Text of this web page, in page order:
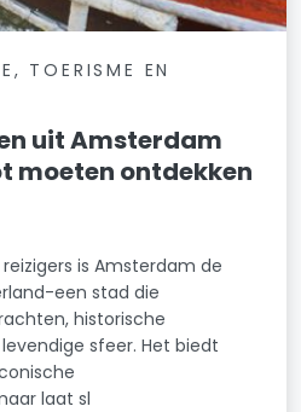
TOERISME EN
uit Amsterdam
moeten ontdekken
is Amsterdam de
een stad die
historische
sfeer. Het biedt
laat sl